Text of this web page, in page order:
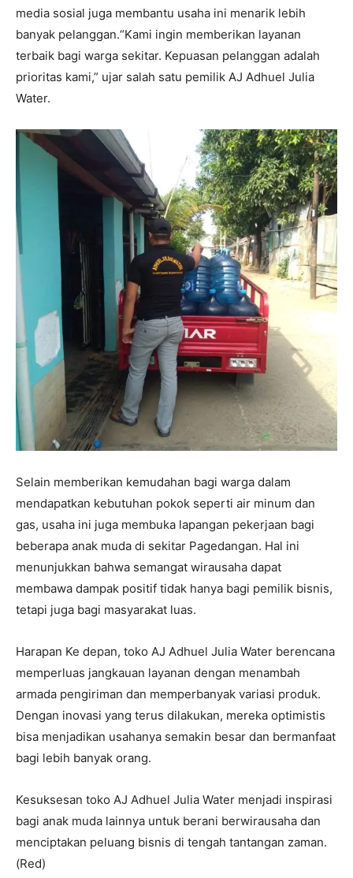
media sosial juga membantu usaha ini menarik lebih
banyak pelanggan.“Kami ingin memberikan layanan
terbaik bagi warga sekitar. Kepuasan pelanggan adalah
prioritas kami,” ujar salah satu pemilik AJ Adhuel Julia
Water.
Selain memberikan kemudahan bagi warga dalam
mendapatkan kebutuhan pokok seperti air minum dan
gas, usaha ini juga membuka lapangan pekerjaan bagi
beberapa anak muda di sekitar Pagedangan. Hal ini
menunjukkan bahwa semangat wirausaha dapat
membawa dampak positif tidak hanya bagi pemilik bisnis,
tetapi juga bagi masyarakat luas.
Harapan Ke depan, toko AJ Adhuel Julia Water berencana
memperluas jangkauan layanan dengan menambah
armada pengiriman dan memperbanyak variasi produk.
Dengan inovasi yang terus dilakukan, mereka optimistis
bisa menjadikan usahanya semakin besar dan bermanfaat
bagi lebih banyak orang.
Kesuksesan toko AJ Adhuel Julia Water menjadi inspirasi
bagi anak muda lainnya untuk berani berwirausaha dan
menciptakan peluang bisnis di tengah tantangan zaman.
(Red)